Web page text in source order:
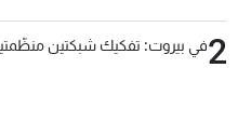
2في بيروت: تفكيك شبكتين